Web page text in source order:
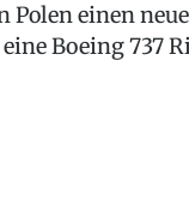
einen
Boeing 737